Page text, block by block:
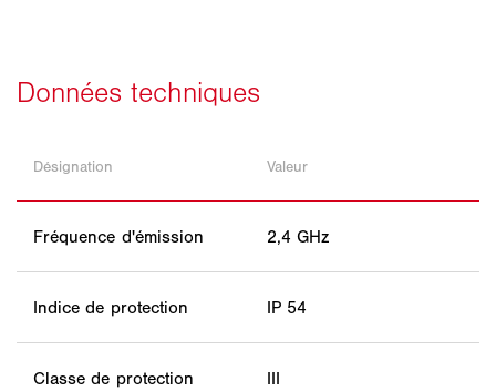
Désignation Valeur
Fréquence d'émission 2,4 GHz
Indice de protection IP 54
Classe de protection III